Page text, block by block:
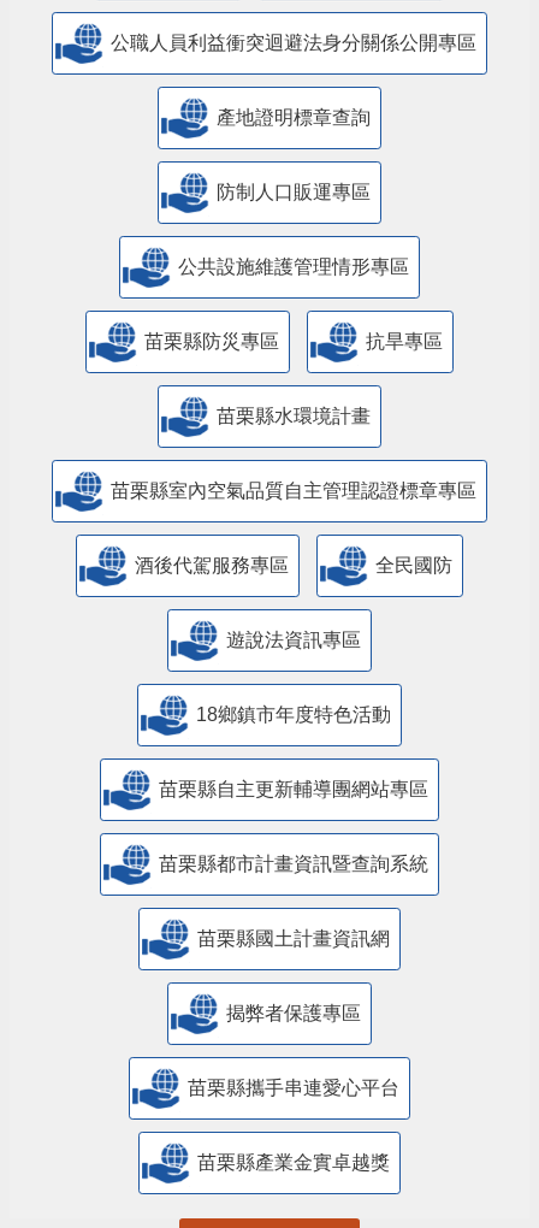
公職人員利益衝突迴避法身分關係公開專區
產地證明標章查詢
防制人口販運專區
​公共設施維護管理情形專區
苗栗縣防災專區 抗旱專區
苗栗縣水環境計畫
苗栗縣室內空氣品質自主管理認證標章專區
酒後代駕服務專區 全民國防
遊說法資訊專區
18鄉鎮市年度特色活動
苗栗縣自主更新輔導團網站專區
苗栗縣都市計畫資訊暨查詢系統
苗栗縣國土計畫資訊網
揭弊者保護專區
苗栗縣攜手串連愛心平台
苗栗縣產業金實卓越獎